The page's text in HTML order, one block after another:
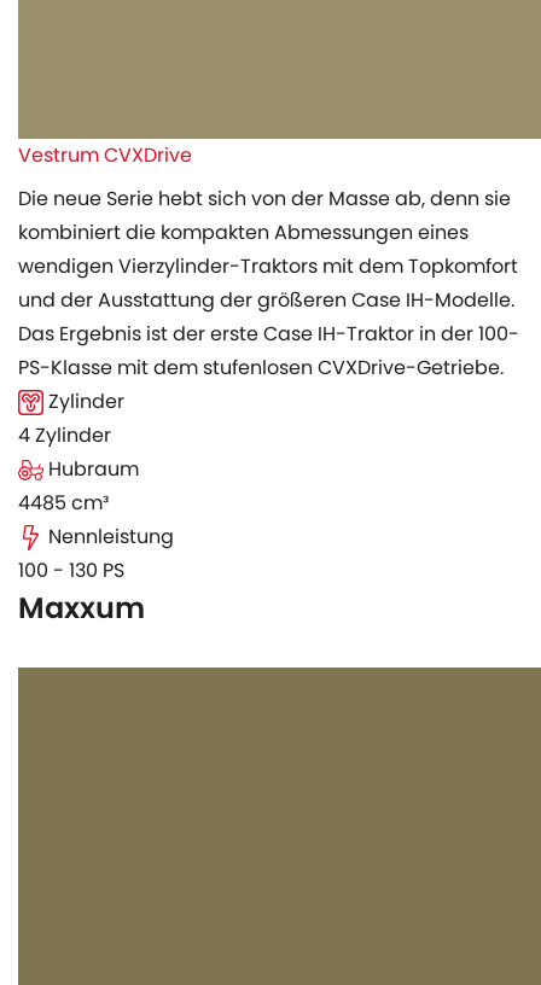
Vestrum CVXDrive
Die neue Serie hebt sich von der Masse ab, denn sie
kombiniert die kompakten Abmessungen eines
wendigen Vierzylinder-Traktors mit dem Topkomfort
und der Ausstattung der größeren Case IH-Modelle.
Das Ergebnis ist der erste Case IH-Traktor in der 100-
PS-Klasse mit dem stufenlosen CVXDrive-Getriebe.
Zylinder
4 Zylinder
Hubraum
4485 cm³
Nennleistung
100 - 130 PS
Maxxum